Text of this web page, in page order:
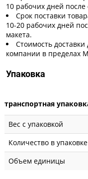
10 рабочих дней
Срок поставки
10-20 рабочих дней
макета.
Стоимость
компании в пределах
Упаковка
транспортная
Вес с упаковкой
Количество в упаковке
Объем единицы